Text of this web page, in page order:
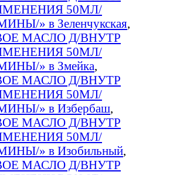
50МЛ/
» в Зеленчукская,
МАСЛО Д/ВНУТР
50МЛ/
» в Змейка,
МАСЛО Д/ВНУТР
50МЛ/
» в Избербаш,
МАСЛО Д/ВНУТР
50МЛ/
» в Изобильный,
МАСЛО Д/ВНУТР